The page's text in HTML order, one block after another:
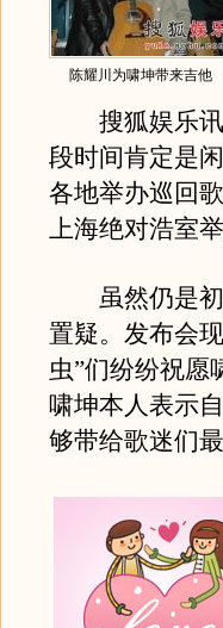
陈耀川为啸坤带来吉他
搜狐娱乐讯
段时间肯定是
各地举办巡回
上海绝对浩室
虽然仍是初
置疑。发布会
虫”们纷纷祝愿
啸坤本人表示
够带给歌迷们